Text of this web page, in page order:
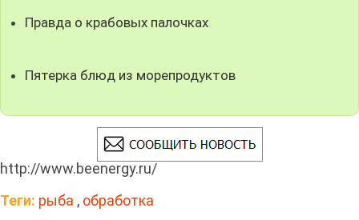
Правда о крабовых палочках
Пятерка блюд из морепродуктов
http://www.beenergy.ru/
Теги: рыба , обработка